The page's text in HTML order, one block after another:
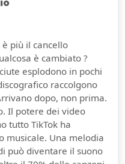
più il cancello
è cambiato ?
esplodono in pochi
raccolgono
dopo, non prima.
Il potere dei video
tutto TikTok ha
musicale. Una melodia
può diventare il suono